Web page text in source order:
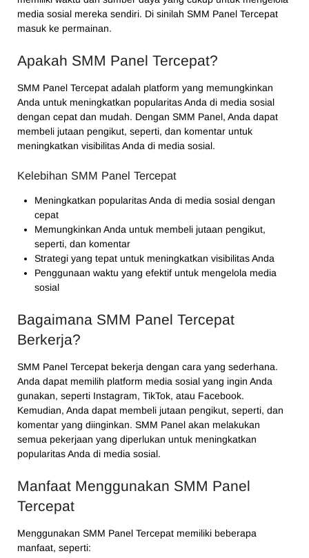
media sosial mereka sendiri. Di sinilah SMM Panel Tercepat
masuk ke permainan.
Apakah SMM Panel Tercepat?
SMM Panel Tercepat adalah platform yang memungkinkan
Anda untuk meningkatkan popularitas Anda di media sosial
dengan cepat dan mudah. Dengan SMM Panel, Anda dapat
membeli jutaan pengikut, seperti, dan komentar untuk
meningkatkan visibilitas Anda di media sosial.
Kelebihan SMM Panel Tercepat
Meningkatkan popularitas Anda di media sosial dengan
cepat
Memungkinkan Anda untuk membeli jutaan pengikut,
seperti, dan komentar
Strategi yang tepat untuk meningkatkan visibilitas Anda
Penggunaan waktu yang efektif untuk mengelola media
sosial
Bagaimana SMM Panel Tercepat
Berkerja?
SMM Panel Tercepat bekerja dengan cara yang sederhana.
Anda dapat memilih platform media sosial yang ingin Anda
gunakan, seperti Instagram, TikTok, atau Facebook.
Kemudian, Anda dapat membeli jutaan pengikut, seperti, dan
komentar yang diinginkan. SMM Panel akan melakukan
semua pekerjaan yang diperlukan untuk meningkatkan
popularitas Anda di media sosial.
Manfaat Menggunakan SMM Panel
Tercepat
Menggunakan SMM Panel Tercepat memiliki beberapa
manfaat, seperti: